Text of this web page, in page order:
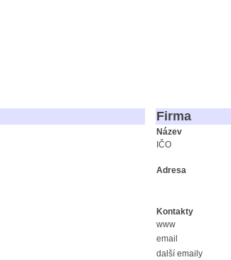
Firma
Název
IČO
Adresa
Kontakty
www
email
další emaily